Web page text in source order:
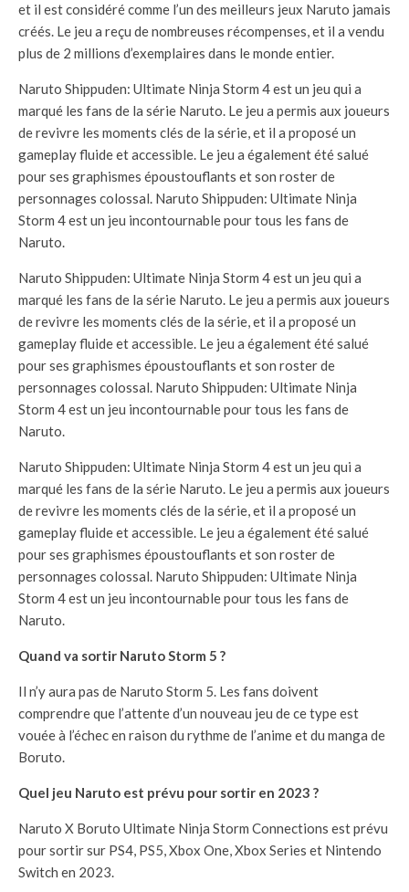
et il est considéré comme l’un des meilleurs jeux Naruto jamais
créés. Le jeu a reçu de nombreuses récompenses, et il a vendu
plus de 2 millions d’exemplaires dans le monde entier.
Naruto Shippuden: Ultimate Ninja Storm 4 est un jeu qui a
marqué les fans de la série Naruto. Le jeu a permis aux joueurs
de revivre les moments clés de la série, et il a proposé un
gameplay fluide et accessible. Le jeu a également été salué
pour ses graphismes époustouflants et son roster de
personnages colossal. Naruto Shippuden: Ultimate Ninja
Storm 4 est un jeu incontournable pour tous les fans de
Naruto.
Naruto Shippuden: Ultimate Ninja Storm 4 est un jeu qui a
marqué les fans de la série Naruto. Le jeu a permis aux joueurs
de revivre les moments clés de la série, et il a proposé un
gameplay fluide et accessible. Le jeu a également été salué
pour ses graphismes époustouflants et son roster de
personnages colossal. Naruto Shippuden: Ultimate Ninja
Storm 4 est un jeu incontournable pour tous les fans de
Naruto.
Naruto Shippuden: Ultimate Ninja Storm 4 est un jeu qui a
marqué les fans de la série Naruto. Le jeu a permis aux joueurs
de revivre les moments clés de la série, et il a proposé un
gameplay fluide et accessible. Le jeu a également été salué
pour ses graphismes époustouflants et son roster de
personnages colossal. Naruto Shippuden: Ultimate Ninja
Storm 4 est un jeu incontournable pour tous les fans de
Naruto.
Quand va sortir Naruto Storm 5 ?
Il n’y aura pas de Naruto Storm 5. Les fans doivent
comprendre que l’attente d’un nouveau jeu de ce type est
vouée à l’échec en raison du rythme de l’anime et du manga de
Boruto.
Quel jeu Naruto est prévu pour sortir en 2023 ?
Naruto X Boruto Ultimate Ninja Storm Connections est prévu
pour sortir sur PS4, PS5, Xbox One, Xbox Series et Nintendo
Switch en 2023.